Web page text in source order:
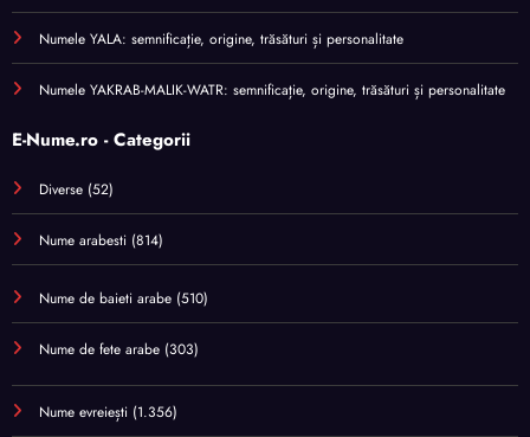
Numele YALA: semnificație, origine, trăsături și personalitate
Numele YAKRAB-MALIK-WATR: semnificație, origine, trăsături și personalitate
E-Nume.ro - Categorii
Diverse (52)
Nume arabesti (814)
Nume de baieti arabe (510)
Nume de fete arabe (303)
Nume evreiești (1.356)